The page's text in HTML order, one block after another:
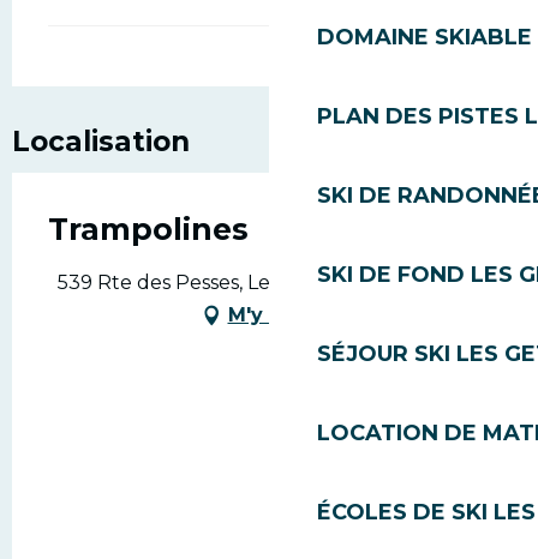
DOMAINE SKIABLE
PLAN DES PISTES
SKI DE
SKI DE FOND LES
SÉJOUR SKI LES
LOCATION DE
ÉCOLES DE SKI
Localisation
Trampolines
539 Rte des Pesses, Les Gets, 74260 Les Gets
M'y rendre